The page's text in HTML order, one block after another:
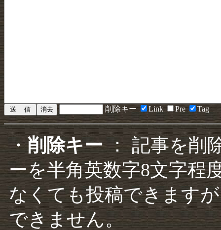
削除キー Link Pre Tag
・削除キー： 記事を削
ーを半角英数字8文字程
なくても投稿できます
できません。